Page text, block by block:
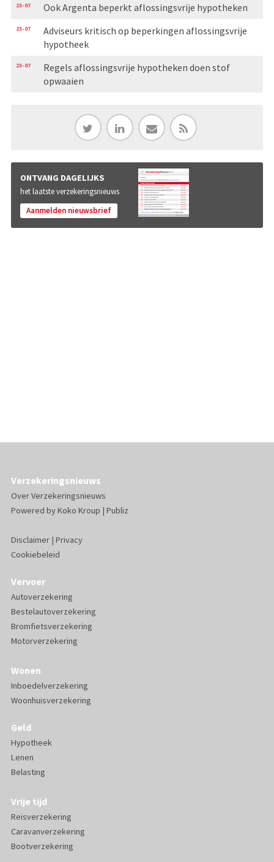
23-07 Ook Argenta beperkt aflossingsvrije hypotheken
23-07
Adviseurs kritisch op beperkingen aflossingsvrije
hypotheek
23-07
Regels aflossingsvrije hypotheken doen stof
opwaaien
ONTVANG DAGELIJKS
het laatste verzekeringsnieuws
Aanmelden nieuwsbrief
Verzekeringsnieuws
Over Verzekeringsnieuws
Powered byKoko Kroup | Publiz
Disclaimer| Privacy
Cookiebeleid
Vervoer
Autoverzekering
Bestelautoverzekering
Bromfietsverzekering
Motorverzekering
Wonen
Inboedelverzekering
Woonhuisverzekering
Geld
Hypotheek
Lenen
Belasting
Vrije tijd
Reisverzekering
Caravanverzekering
Bootverzekering